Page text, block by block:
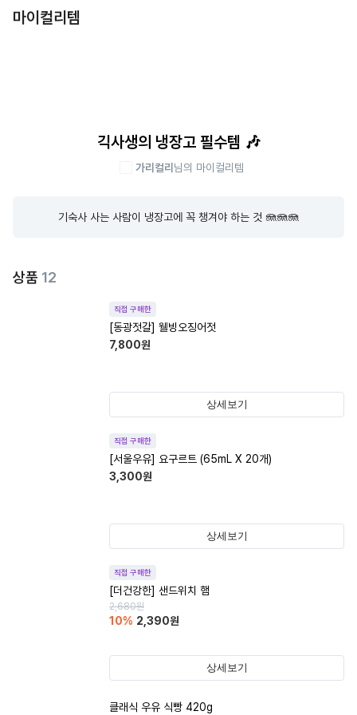
마이컬리템
긱사생의 냉장고 필수템 🎶
가리컬리 님의 마이컬리템
기숙사 사는 사람이 냉장고에 꼭 챙겨야 하는 것 🪼🪼🪼
상품 12
직접 구매한
[동광젓갈] 웰빙오징어젓
7,800원
상세보기
직접 구매한
[서울우유] 요구르트 (65mL X 20개)
3,300원
상세보기
직접 구매한
[더건강한] 샌드위치 햄
2,680원
10% 2,390원
상세보기
클래식 우유 식빵 420g